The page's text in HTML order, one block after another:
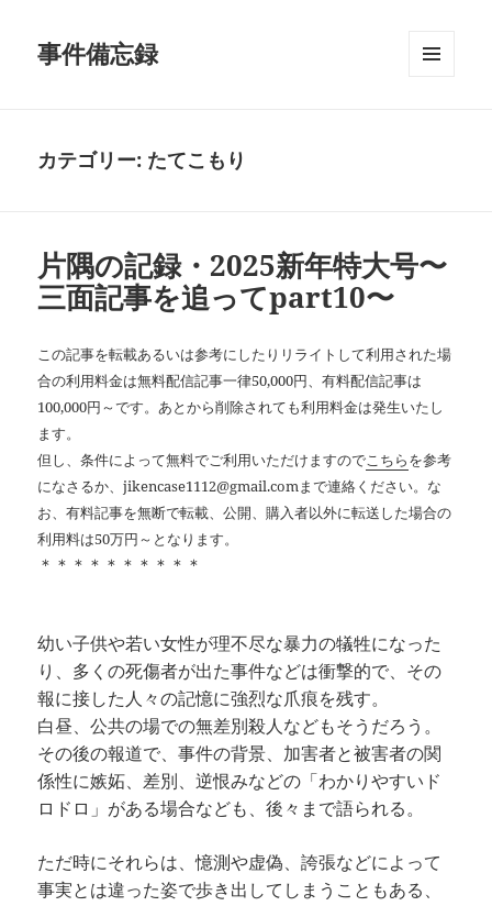
事件備忘録
カテゴリー: たてこもり
片隅の記録・2025新年特大号〜
三面記事を追ってpart10〜
この記事を転載あるいは参考にしたりリライトして利用された場
合の利用料金は無料配信記事一律50,000円、有料配信記事は
100,000円～です。あとから削除されても利用料金は発生いたし
ます。
但し、条件によって無料でご利用いただけますのでこちらを参考
になさるか、jikencase1112@gmail.comまで連絡ください。な
お、有料記事を無断で転載、公開、購入者以外に転送した場合の
利用料は50万円～となります。
＊＊＊＊＊＊＊＊＊＊
幼い子供や若い女性が理不尽な暴力の犠牲になった
り、多くの死傷者が出た事件などは衝撃的で、その
報に接した人々の記憶に強烈な爪痕を残す。
白昼、公共の場での無差別殺人などもそうだろう。
その後の報道で、事件の背景、加害者と被害者の関
係性に嫉妬、差別、逆恨みなどの「わかりやすいド
ロドロ」がある場合なども、後々まで語られる。
ただ時にそれらは、憶測や虚偽、誇張などによって
事実とは違った姿で歩き出してしまうこともある、